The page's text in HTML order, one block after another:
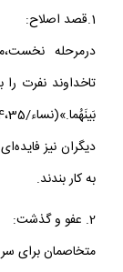
1.قصد اصلاح:
درمرحله
تاخداوند نفرت
ديگران نيز
به كار بندند.
2. عفو و گذشت:
متخاصمان براى